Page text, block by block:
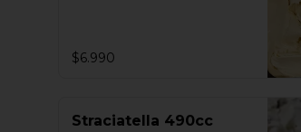
$6.990
Straciatella 490cc